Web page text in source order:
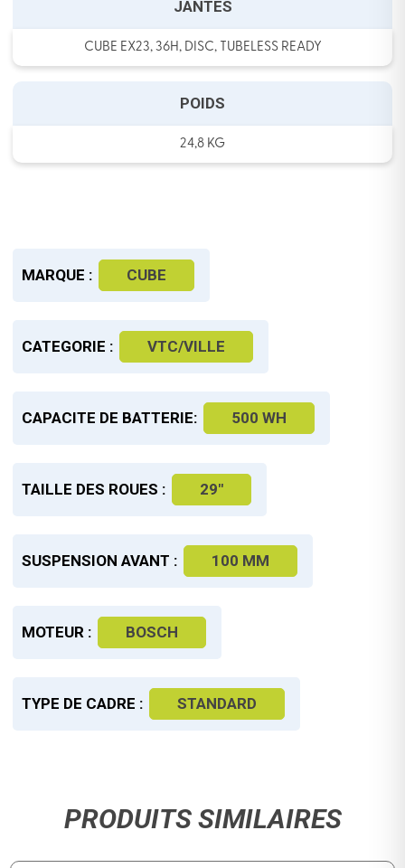
JANTES
CUBE EX23, 36H, DISC, TUBELESS READY
POIDS
24,8 KG
MARQUE : CUBE
CATEGORIE : VTC/VILLE
CAPACITE DE BATTERIE: 500 WH
TAILLE DES ROUES : 29"
SUSPENSION AVANT : 100 MM
MOTEUR : BOSCH
TYPE DE CADRE : STANDARD
PRODUITS SIMILAIRES